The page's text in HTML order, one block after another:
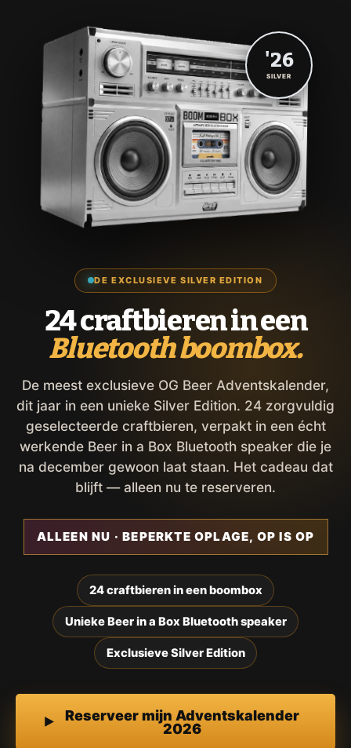
DE EXCLUSIEVE SILVER EDITION
24 craftbieren in een
Bluetooth boombox.
De meest exclusieve OG Beer Adventskalender,
dit jaar in een unieke Silver Edition. 24 zorgvuldig
geselecteerde craftbieren, verpakt in een écht
werkende Beer in a Box Bluetooth speaker die je
na december gewoon laat staan. Het cadeau dat
blijft — alleen nu te reserveren.
ALLEEN NU · BEPERKTE OPLAGE, OP IS OP
24 craftbieren in een boombox
Unieke Beer in a Box Bluetooth speaker
Exclusieve Silver Edition
Reserveer mijn Adventskalender
2026
'26
SILVER